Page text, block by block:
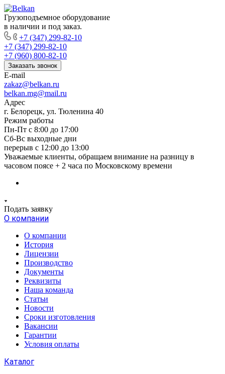
Грузоподъемное оборудование
в наличии и под заказ.
+7 (347) 299-82-10
+7 (347) 299-82-10
+7 (960) 800-82-10
Заказать звонок
E-mail
zakaz@belkan.ru
belkan.mg@mail.ru
Адрес
г. Белорецк, ул. Тюленина 40
Режим работы
Пн-Пт с 8:00 до 17:00
Сб-Вс выходные дни
перерыв с 12:00 до 13:00
Уважаемые клиенты, обращаем внимание на разницу в
часовом поясе + 2 часа по Московскому времени
Подать заявку
О компании
О компании
История
Лицензии
Производство
Документы
Реквизиты
Наша команда
Статьи
Новости
Сроки изготовления
Вакансии
Гарантии
Условия оплаты
Каталог